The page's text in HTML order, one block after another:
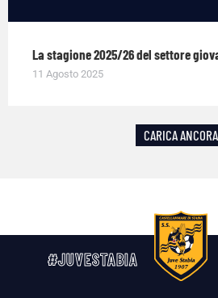
La stagione 2025/26 del settore
11 Agosto 2025
CARICA ANCORA
#JUVESTABIA